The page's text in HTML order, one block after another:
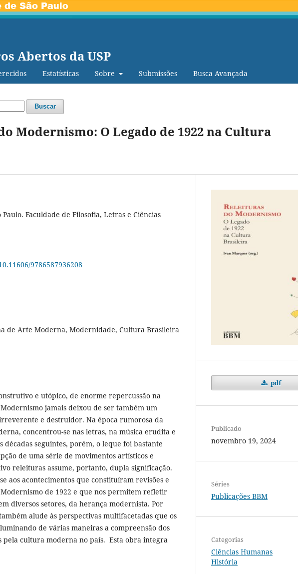
Abertos da USP
Estatísticas Sobre Submissões Busca Avançada
Buscar
Modernismo: O Legado de 1922 na Cultura
Faculdade de Filosofia, Letras e Ciências
9786587936208
de Arte Moderna, Modernidade, Cultura Brasileira
e utópico, de enorme repercussão na
jamais deixou de ser também um
e destruidor. Na época rumorosa da
concentrou-se nas letras, na música erudita e
décadas seguintes, porém, o leque foi bastante
de uma série de movimentos artísticos e
releituras assume, portanto, dupla significação.
aos acontecimentos que constituíram revisões e
de 1922 e que nos permitem refletir
diversos setores, da herança modernista. Por
alude às perspectivas multifacetadas que os
de várias maneiras a compreensão dos
pela cultura moderna no país. Esta obra integra
pdf
Publicado
novembro 19, 2024
Séries
Publicações BBM
Categorias
Ciências Humanas
História